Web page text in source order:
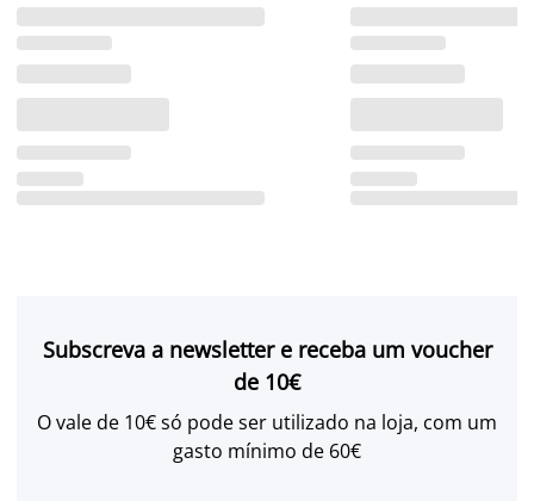
Subscreva a newsletter e receba um voucher
de 10€
O vale de 10€ só pode ser utilizado na loja, com um
gasto mínimo de 60€